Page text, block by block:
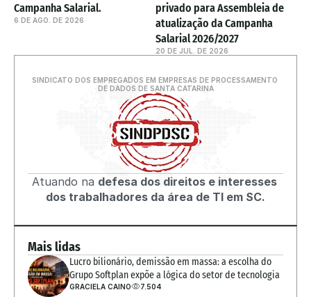
Campanha Salarial.
6 DE AGO. DE 2026
privado para Assembleia de
atualização da Campanha
Salarial 2026/2027
20 DE JUL. DE 2026
SINDICATO DOS EMPREGADOS EM EMPRESAS DE PROCESSAMENTO
DE DADOS DE SANTA CATARINA
Atuando na defesa dos direitos e interesses
dos trabalhadores da área de TI em SC.
Mais lidas
Lucro bilionário, demissão em massa: a escolha do
Grupo Softplan expõe a lógica do setor de tecnologia
GRACIELA CAINO 7.504